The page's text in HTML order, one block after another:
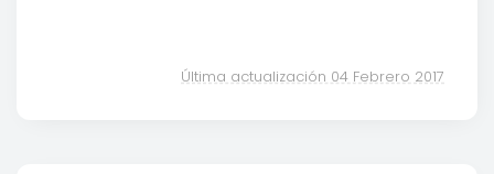
Última actualización 04 Febrero 2017